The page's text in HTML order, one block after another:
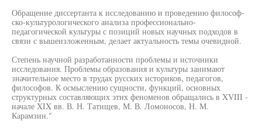
Обращение диссертанта к исследованию и проведению философ-
ско-культурологического анализа профессионально-
педагогической культуры с позиций новых научных подходов в
связи с вышеизложенным, делает актуальность темы очевидной.
Степень научной разработанности проблемы и источники
исследования. Проблемы образования и культуры занимают
значительное место в трудах русских историков, педагогов,
философов. К осмыслению сущности, функций, основных
структурных составляющих этих феноменов обращались в XVIII -
начале XIX вв. В. Н. Татищев, М. В. Ломоносов, Н. М.
Карамзин."